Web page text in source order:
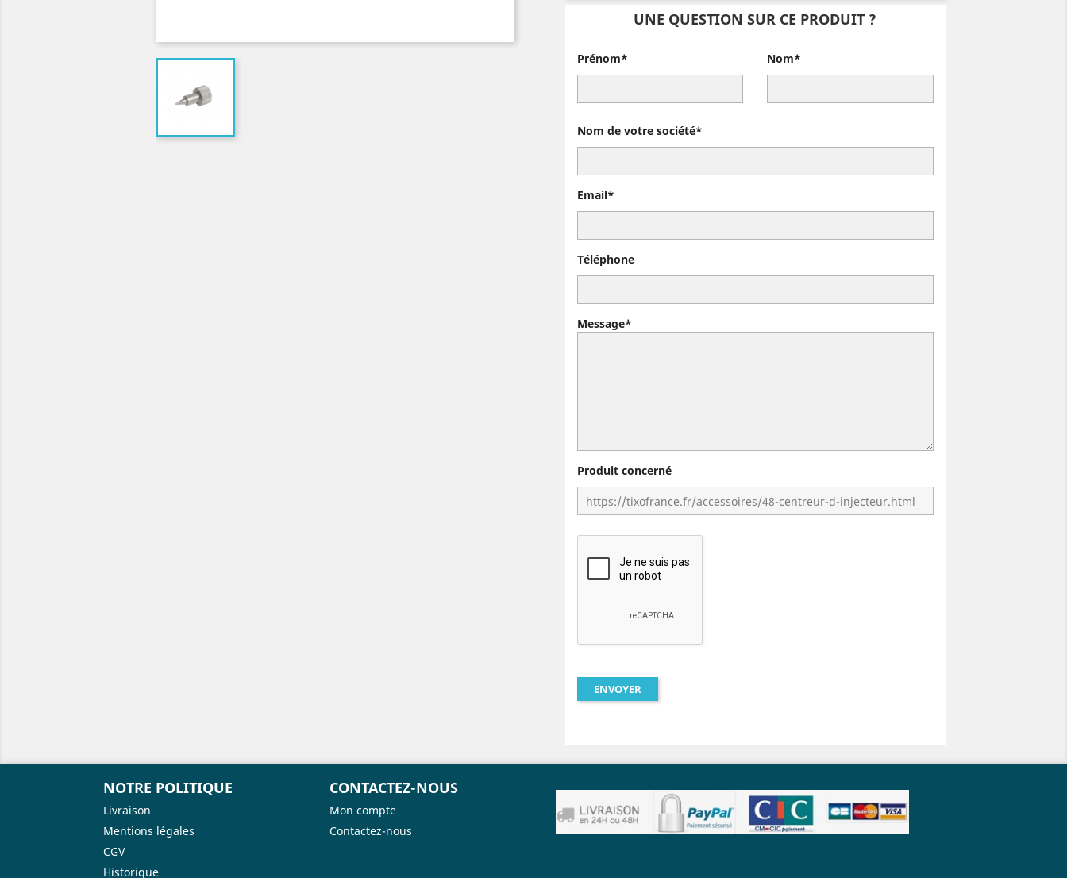
UNE QUESTION SUR CE PRODUIT ?
Prénom* Nom*
Nom de votre société*
Email*
Téléphone
Message*
Produit concerné
NOTRE POLITIQUE
Livraison
Mentions légales
CGV
Historique
CONTACTEZ-NOUS
Mon compte
Contactez-nous